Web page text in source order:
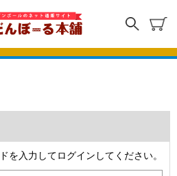
を入力してログインしてください。